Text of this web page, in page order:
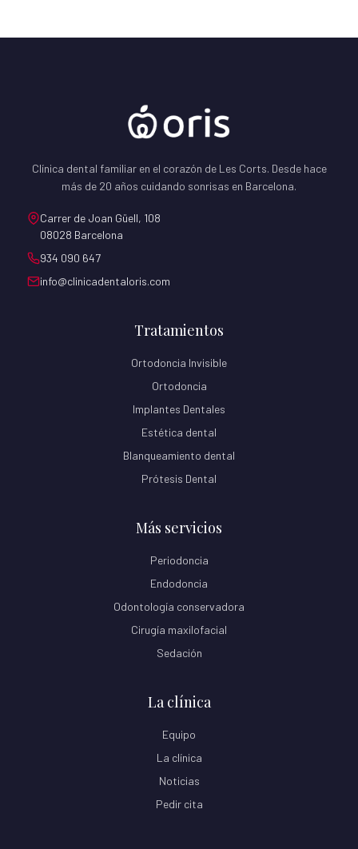
Clínica dental familiar en el corazón de Les Corts. Desde hace
más de 20 años cuidando sonrisas en Barcelona.
Carrer de Joan Güell, 108
08028 Barcelona
934 090 647
info@clinicadentaloris.com
Tratamientos
Ortodoncia Invisible
Ortodoncia
Implantes Dentales
Estética dental
Blanqueamiento dental
Prótesis Dental
Más servicios
Periodoncia
Endodoncia
Odontología conservadora
Cirugía maxilofacial
Sedación
La clínica
Equipo
La clínica
Noticias
Pedir cita